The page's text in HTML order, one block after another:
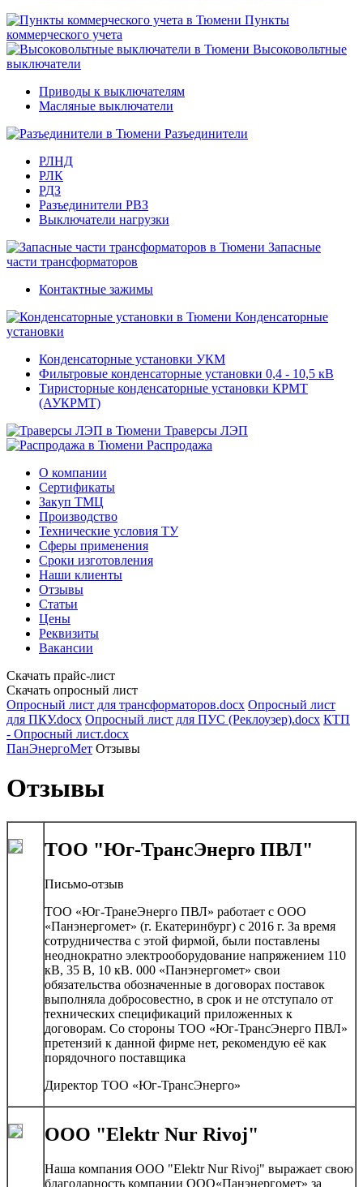
Пункты
коммерческого учета
Высоковольтные
выключатели
Приводы к выключателям
Масляные выключатели
Разъединители
РЛНД
РЛК
РДЗ
Разъединители РВЗ
Выключатели нагрузки
Запасные
части трансформаторов
Контактные зажимы
Конденсаторные
установки
Конденсаторные установки УКМ
Фильтровые конденсаторные установки 0,4 - 10,5 кВ
Тиристорные конденсаторные установки КРМТ
(АУКРМТ)
Траверсы ЛЭП
Распродажа
О компании
Сертификаты
Закуп ТМЦ
Производство
Технические условия ТУ
Сферы применения
Сроки изготовления
Наши клиенты
Отзывы
Статьи
Цены
Реквизиты
Вакансии
Скачать прайс-лист
Скачать опросный лист
Опросный лист для трансформаторов.docx Опросный лист
для ПКУ.docx Опросный лист для ПУС (Реклоузер).docx КТП
- Опросный лист.docx
ПанЭнергоМет Отзывы
Отзывы
ТОО "Юг-ТрансЭнерго ПВЛ"
Письмо-отзыв
ТОО «Юг-ТранеЭнерго ПВЛ» работает с ООО
«Панэнергомет» (г. Екатеринбург) с 2016 г. За время
сотрудничества с этой фирмой, были поставлены
неоднократно электрооборудование напряжением 110
кВ, 35 В, 10 кВ. 000 «Панэнергомет» свои
обязательства обозначенные в договорах поставок
выполняла добросовестно, в срок и не отступало от
технических спецификаций приложенных к
договорам. Со стороны ТОО «Юг-ТрансЭнерго ПВЛ»
претензий к данной фирме нет, рекомендую её как
порядочного поставщика
Директор ТОО «Юг-ТрансЭнерго»
ООО "Elektr Nur Rivoj"
Наша компания ООО "Elektr Nur Rivoj" выражает свою
благодарность компании ООО«Панэнергомет» за